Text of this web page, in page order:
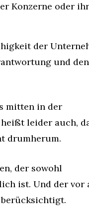
Konzerne oder
der
und den
mitten in der
leider auch,
drumherum.
der sowohl
ist. Und der vor